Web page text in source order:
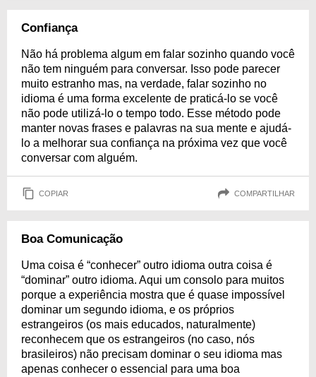
Confiança
Não há problema algum em falar sozinho quando você
não tem ninguém para conversar. Isso pode parecer
muito estranho mas, na verdade, falar sozinho no
idioma é uma forma excelente de praticá-lo se você
não pode utilizá-lo o tempo todo. Esse método pode
manter novas frases e palavras na sua mente e ajudá-
lo a melhorar sua confiança na próxima vez que você
conversar com alguém.
COPIAR COMPARTILHAR
Boa Comunicação
Uma coisa é “conhecer” outro idioma outra coisa é
“dominar” outro idioma. Aqui um consolo para muitos
porque a experiência mostra que é quase impossível
dominar um segundo idioma, e os próprios
estrangeiros (os mais educados, naturalmente)
reconhecem que os estrangeiros (no caso, nós
brasileiros) não precisam dominar o seu idioma mas
apenas conhecer o essencial para uma boa